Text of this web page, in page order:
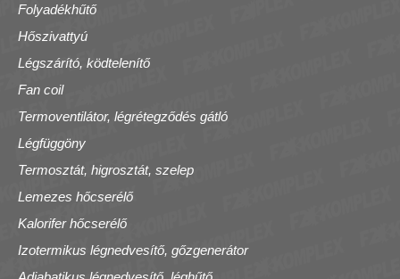
Folyadékhűtő
Hőszivattyú
Légszárító, ködtelenítő
Fan coil
Termoventilátor, légrétegződés gátló
Légfüggöny
Termosztát, higrosztát, szelep
Lemezes hőcserélő
Kalorifer hőcserélő
Izotermikus légnedvesítő, gőzgenerátor